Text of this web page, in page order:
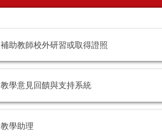
補助教師校外研習或取得證照
教學意見回饋與支持系統
教學助理